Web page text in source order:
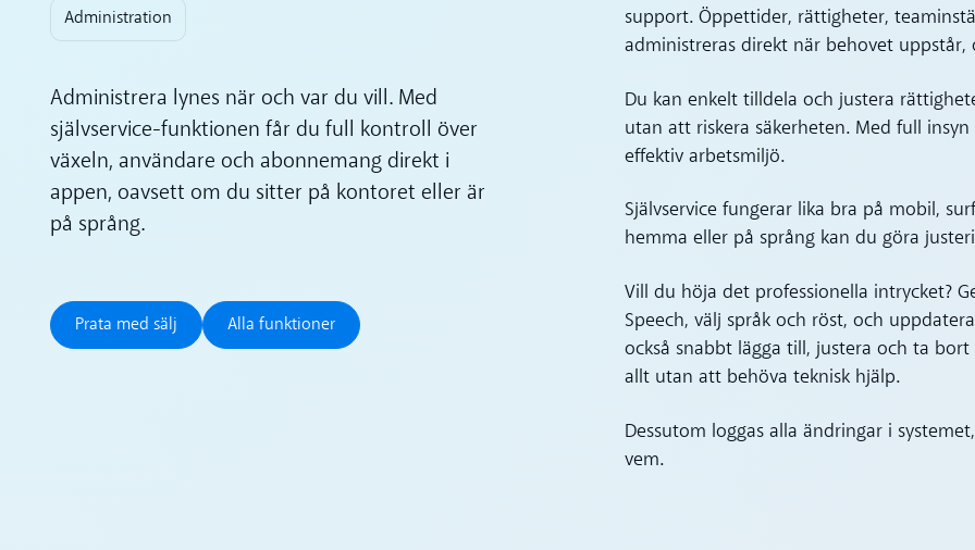
Administration
Administrera lynes när och var du vill. Med
självservice-funktionen får du full kontroll över
växeln, användare och abonnemang direkt i
appen, oavsett om du sitter på kontoret eller är
på språng.
Prata med sälj
Prata med sälj
Alla funktioner
Alla funktioner
support. Öppettider, rättigheter,
administreras direkt när behovet uppstår,
Du kan enkelt tilldela och justera
utan att riskera säkerheten. Med full
effektiv arbetsmiljö.
Självservice fungerar lika bra på mobil,
hemma eller på språng kan du göra
Vill du höja det professionella intrycket?
Speech, välj språk och röst, och
också snabbt lägga till, justera och ta
allt utan att behöva teknisk hjälp.
Dessutom loggas alla ändringar i
vem.